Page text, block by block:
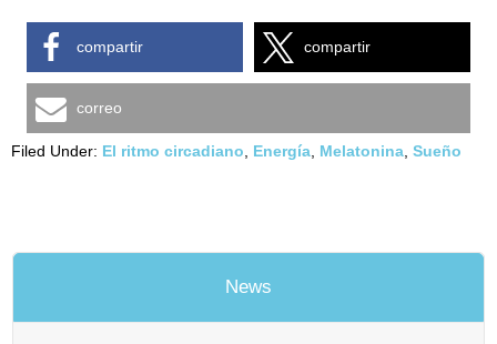
compartir compartir
correo
Filed Under: El ritmo circadiano Energía Melatonina Sueño
News